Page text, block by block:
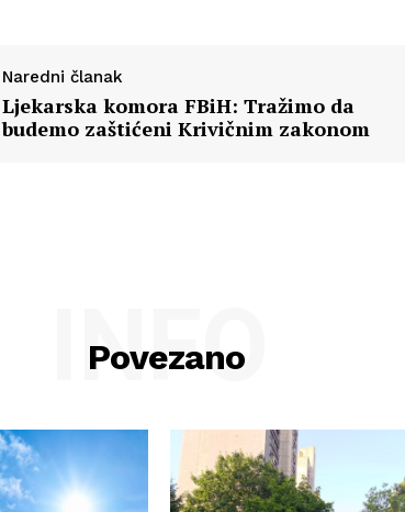
Naredni članak
Ljekarska komora FBiH: Tražimo da
budemo zaštićeni Krivičnim zakonom
Povezano
INFO